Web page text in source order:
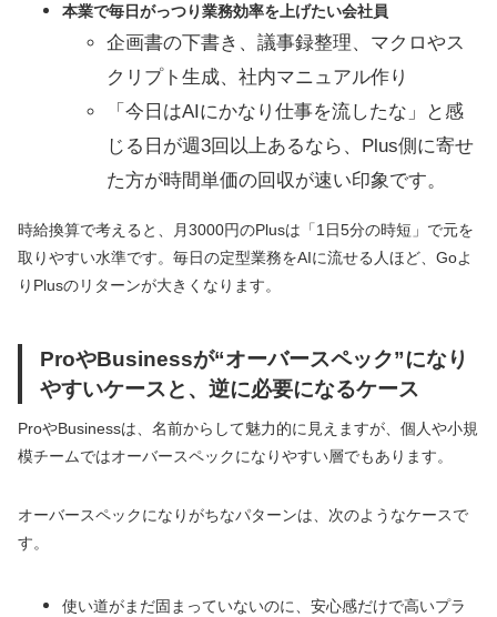
本業で毎日がっつり業務効率を上げたい会社員
企画書の下書き、議事録整理、マクロやス
クリプト生成、社内マニュアル作り
「今日はAIにかなり仕事を流したな」と感
じる日が週3回以上あるなら、Plus側に寄せ
た方が時間単価の回収が速い印象です。
時給換算で考えると、月3000円のPlusは「1日5分の時短」で元を
取りやすい水準です。毎日の定型業務をAIに流せる人ほど、Goよ
りPlusのリターンが大きくなります。
ProやBusinessが“オーバースペック”になり
やすいケースと、逆に必要になるケース
ProやBusinessは、名前からして魅力的に見えますが、個人や小規
模チームではオーバースペックになりやすい層でもあります。
オーバースペックになりがちなパターンは、次のようなケースで
す。
使い道がまだ固まっていないのに、安心感だけで高いプラ